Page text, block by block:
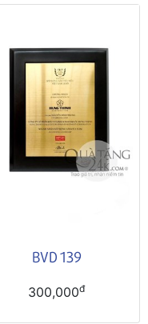
BVD 139
300,000đ